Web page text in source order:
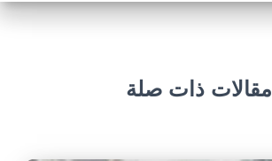
مقالات ذات صلة